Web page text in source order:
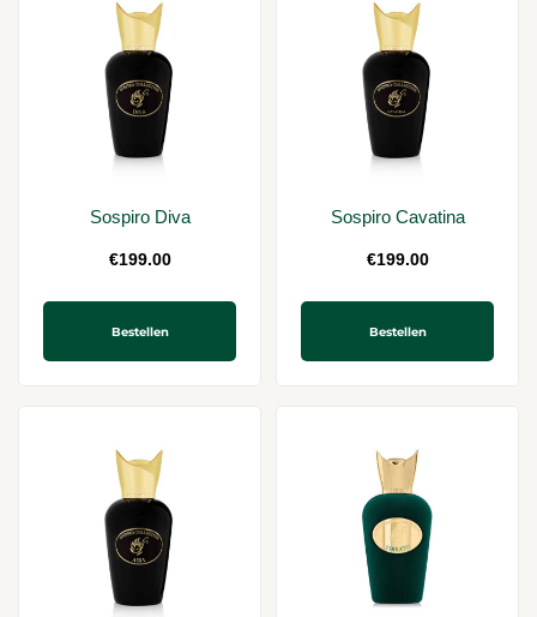
Sospiro Diva
€199.00
Bestellen
Sospiro Cavatina
€199.00
Bestellen